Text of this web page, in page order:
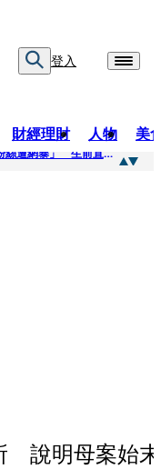
登入
財經理財 人物 美
ENHYPEN西村力1句話「26歲日籍正妹粉絲遭網暴」 生前直播震撼畫面全網瘋傳！警方證實死訊
說明母案始末